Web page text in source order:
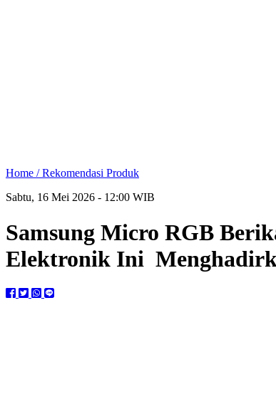
Home /Rekomendasi Produk
Sabtu, 16 Mei 2026 - 12:00 WIB
Samsung Micro RGB
Elektronik Ini